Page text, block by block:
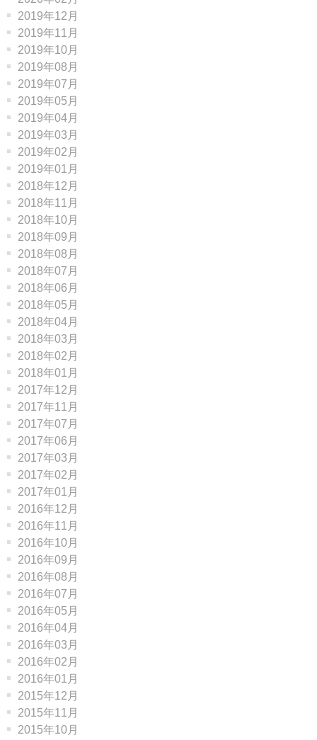
2019年12月
2019年11月
2019年10月
2019年08月
2019年07月
2019年05月
2019年04月
2019年03月
2019年02月
2019年01月
2018年12月
2018年11月
2018年10月
2018年09月
2018年08月
2018年07月
2018年06月
2018年05月
2018年04月
2018年03月
2018年02月
2018年01月
2017年12月
2017年11月
2017年07月
2017年06月
2017年03月
2017年02月
2017年01月
2016年12月
2016年11月
2016年10月
2016年09月
2016年08月
2016年07月
2016年05月
2016年04月
2016年03月
2016年02月
2016年01月
2015年12月
2015年11月
2015年10月